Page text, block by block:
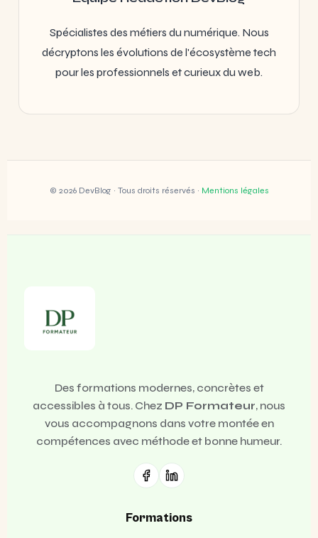
Spécialistes des métiers du numérique. Nous
décryptons les évolutions de l'écosystème tech
pour les professionnels et curieux du web.
© 2026 DevBlog · Tous droits réservés · Mentions légales
Des formations modernes, concrètes et
accessibles à tous. Chez DP Formateur, nous
vous accompagnons dans votre montée en
compétences avec méthode et bonne humeur.
Formations